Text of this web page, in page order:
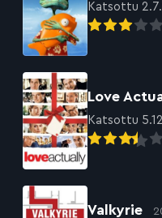
Katsottu
Love
Katsottu
Valkyrie